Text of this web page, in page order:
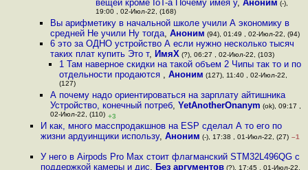
вещей кроме IoT-а Почему имея у,Аноним (-),
19:00 , 02-Июл-22, (168)
Вы арифметику в начальной школе учили А экономику в
средней Не учили Ну тогда, Аноним (94), 01:49 , 02-Июл-22, (94)
6 это за ОДНО устройство А если нужно несколько тысяч
таких плат купить Это т, ИмяХ (?), 06:27 , 02-Июл-22, (103)
1 Там наверное скидки на такой объем 2 Чипы так то и по
отдельности продаются , Аноним (127), 11:40 , 02-Июл-22,
(127)
А почему надо ориентироваться на зарплату айтишника
Устройство, конечный потреб, YetAnotherOnanym (ok), 09:17 ,
02-Июл-22, (110) +3
И как, много масспродакшнов на ESP сделал А то его по
жизни ардуинщики использу,Аноним (-), 17:38 , 01-Июл-22, (27) –1
У него в Airpods Pro Max стоит флагманский STM32L496QG с
поддержкой камеры и дис, Без аргументов (?), 17:45 , 01-Июл-22,